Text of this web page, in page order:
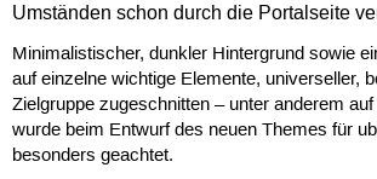
Umständen schon durch die Portalseite
Minimalistischer, dunkler Hintergrund sowie
auf einzelne wichtige Elemente, universeller,
Zielgruppe zugeschnitten – unter anderem
wurde beim Entwurf des neuen Themes für
besonders geachtet.